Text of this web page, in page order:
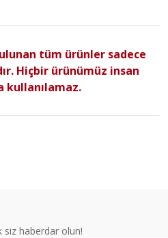
tüm ürünler sadece
Hiçbir ürünümüz insan
kullanılamaz.
siz haberdar olun!